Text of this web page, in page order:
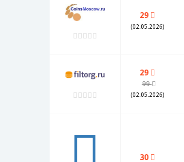
29
(02.05.2026)
29
99
(02.05.2026)
30